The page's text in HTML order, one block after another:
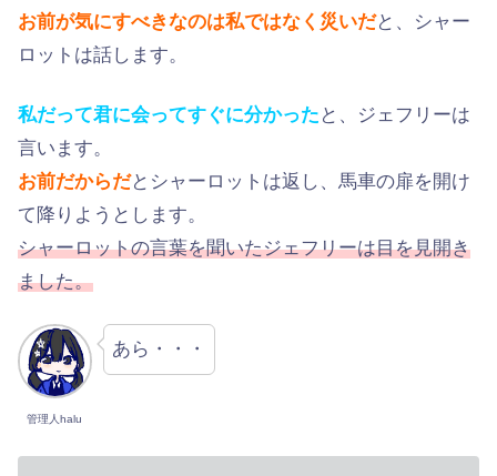
お前が気にすべきなのは私ではなく災いだと、シャー
ロットは話します。
私だって君に会ってすぐに分かった と、ジェフリーは
言います。
お前だからだとシャーロットは返し、馬車の扉を開け
て降りようとします。
シャーロットの言葉を聞いたジェフリーは目を見開き
ました。
管理人halu
あら・・・